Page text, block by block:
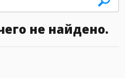
не найдено.